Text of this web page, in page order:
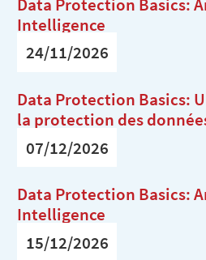
Intelligence
24/11/2026
Data Protection Basics:
la protection des
07/12/2026
Data Protection Basics:
Intelligence
15/12/2026